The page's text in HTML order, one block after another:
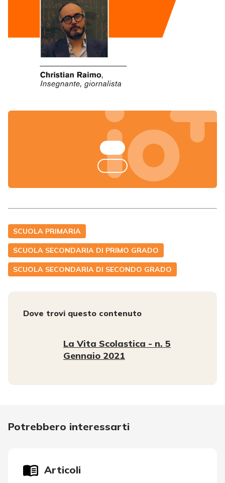
SCUOLA PRIMARIA
SCUOLA SECONDARIA DI PRIMO GRADO
SCUOLA SECONDARIA DI SECONDO GRADO
Dove trovi questo contenuto
La Vita Scolastica - n. 5
Gennaio 2021
Potrebbero interessarti
Articoli